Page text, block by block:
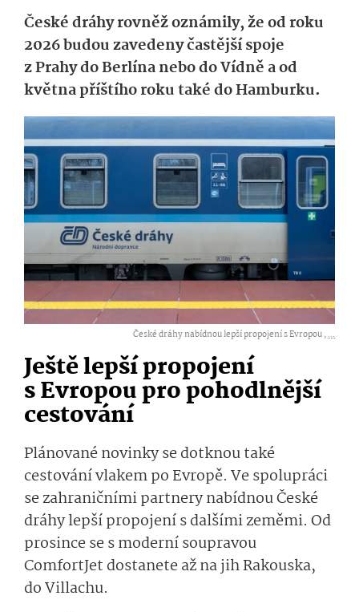
České dráhy rovněž oznámily, že od roku
2026 budou zavedeny častější spoje
z Prahy do Berlína nebo do Vídně a od
května příštího roku také do Hamburku.
České dráhy nabídnou lepší propojení s Evropou ,...
Ještě lepší propojení
s Evropou pro pohodlnější
cestování
Plánované novinky se dotknou také
cestování vlakem po Evropě. Ve spolupráci
se zahraničními partnery nabídnou České
dráhy lepší propojení s dalšími zeměmi. Od
prosince se s moderní soupravou
ComfortJet dostanete až na jih Rakouska,
do Villachu.